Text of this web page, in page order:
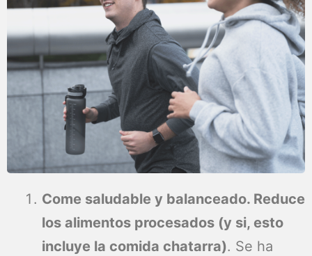
Come saludable y balanceado. Reduce
los alimentos procesados (y si, esto
incluye la comida chatarra). Se ha